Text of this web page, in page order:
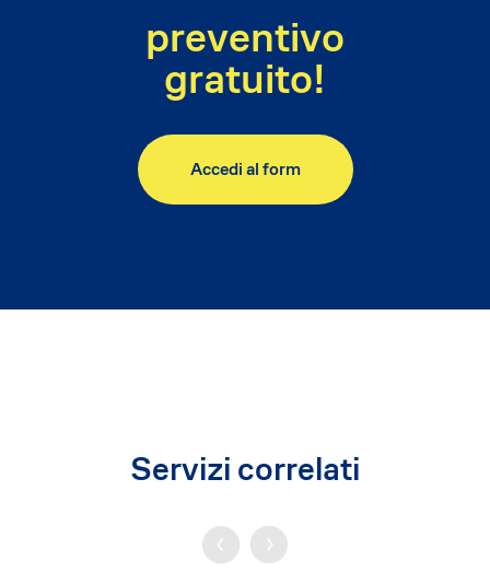
preventivo
gratuito!
Accedi al form
Servizi correlati